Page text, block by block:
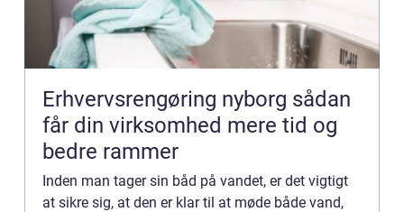
Erhvervsrengøring nyborg sådan
får din virksomhed mere tid og
bedre rammer
Inden man tager sin båd på vandet, er det vigtigt
at sikre sig, at den er klar til at møde både vand,